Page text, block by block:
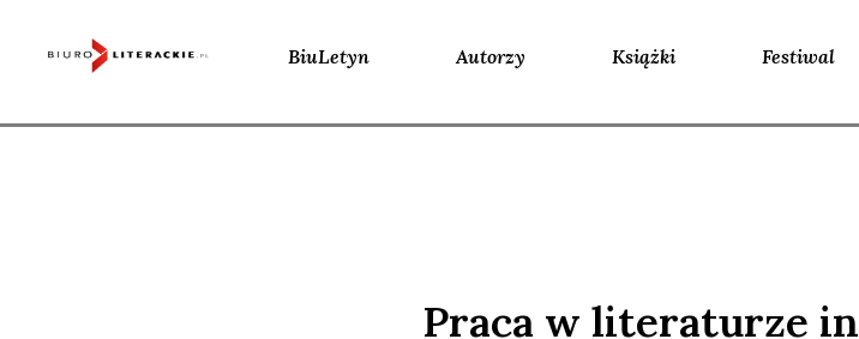
BiuLetyn Autorzy Książki Festiwal
Praca w literaturze